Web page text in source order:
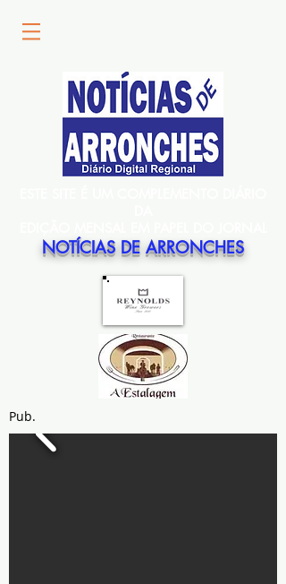
NOTÍCIAS DE ARRONCHES
Pub.